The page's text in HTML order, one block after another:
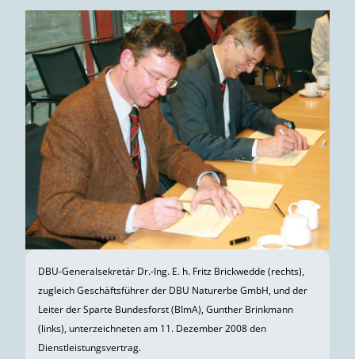
DBU-Generalsekretär Dr.-Ing. E. h. Fritz Brickwedde (rechts),
zugleich Geschäftsführer der DBU Naturerbe GmbH, und der
Leiter der Sparte Bundesforst (BImA), Gunther Brinkmann
(links), unterzeichneten am 11. Dezember 2008 den
Dienstleistungsvertrag.